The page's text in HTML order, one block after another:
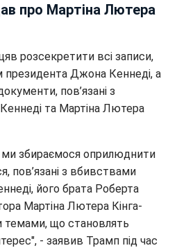
про Мартіна Лютера
розсекретити всі записи,
президента Джона Кеннеді, а
пов’язані з
та Мартіна Лютера
збираємося оприлюднити
пов’язані з вбивствами
його брата Роберта
Мартіна Лютера Кінга-
що становлять
- заявив Трамп під час